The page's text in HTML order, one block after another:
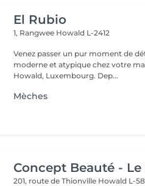
El Rubio
1, Rangwee Howald L-2412
Venez passer un pur moment de
moderne et atypique chez votre
Howald, Luxembourg. Dep...
Mèches
Concept Beauté - Le
201, route de Thionville Howald L-